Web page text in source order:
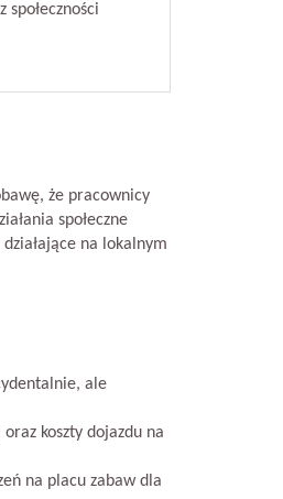
że pracownicy
społeczne
na lokalnym
ale
koszty dojazdu na
na placu zabaw dla